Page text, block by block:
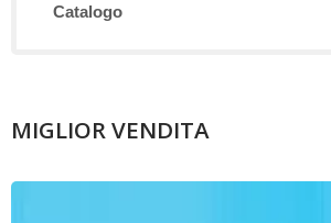
Catalogo
MIGLIOR VENDITA